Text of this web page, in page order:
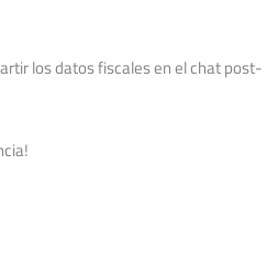
los datos fiscales en el chat post-